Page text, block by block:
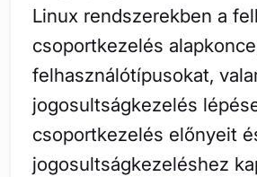
Linux rendszerekben a
csoportkezelés
felhasználótípusokat,
jogosultságkezelés
csoportkezelés előnyeit
jogosultságkezeléshez